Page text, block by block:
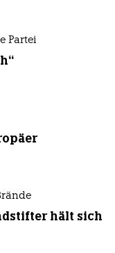
Partei
hält sich